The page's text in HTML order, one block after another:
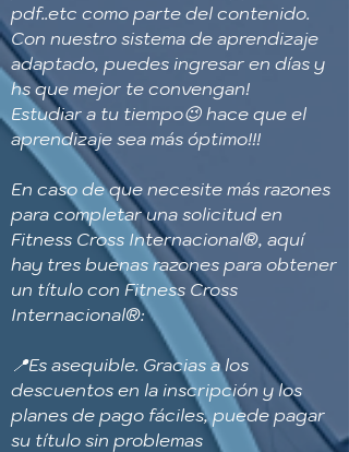
pdf..etc como parte del contenido.
Con nuestro sistema de aprendizaje
adaptado, puedes ingresar en días y
hs que mejor te convengan!
Estudiar a tu tiempo😉 hace que el
aprendizaje sea más óptimo!!!
En caso de que necesite más razones
para completar una solicitud en
Fitness Cross Internacional®, aquí
hay tres buenas razones para obtener
un título con Fitness Cross
Internacional®:
📍Es asequible. Gracias a los
descuentos en la inscripción y los
planes de pago fáciles, puede pagar
su título sin problemas